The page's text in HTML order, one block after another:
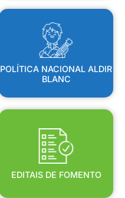
POLÍTICA NACIONAL ALDIR
BLANC
POLÍTICA NACIONAL ALDIR
BLANC
EDITAIS DE FOMENTO
EDITAIS DE FOMENTO